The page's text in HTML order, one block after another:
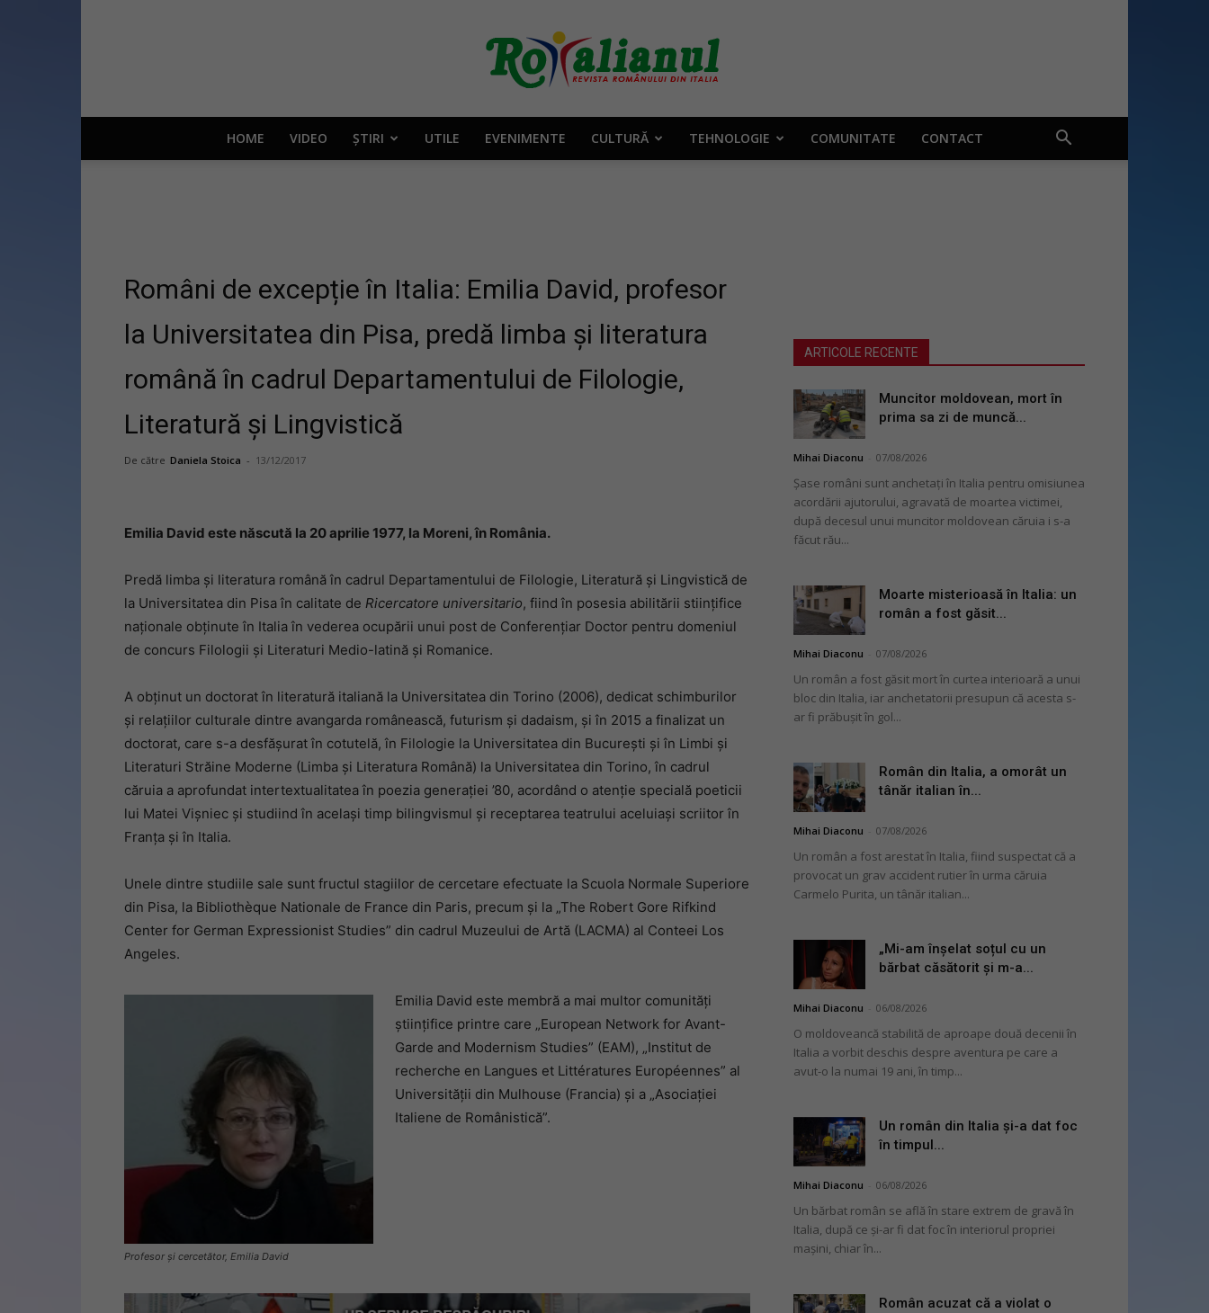
Rotalianul
Revista
din
Italia
HOME VIDEO ȘTIRI UTILE EVENIMENTE CULTURĂ TEHNOLOGIE COMUNITATE CONTACT
Români de excepție în Italia: Emilia David, profesor
la Universitatea din Pisa, predă limba şi literatura
română în cadrul Departamentului de Filologie,
Literatură şi Lingvistică
De către Daniela Stoica - 13/12/2017
Emilia David este născută la 20 aprilie 1977, la Moreni, în România.
Predă limba şi literatura română în cadrul Departamentului de Filologie, Literatură şi Lingvistică de
la Universitatea din Pisa în calitate de Ricercatore universitario, fiind în posesia abilitării stiinţifice
naţionale obţinute în Italia în vederea ocupării unui post de Conferenţiar Doctor pentru domeniul
de concurs Filologii şi Literaturi Medio-latină şi Romanice.
A obţinut un doctorat în literatură italiană la Universitatea din Torino (2006), dedicat schimburilor
şi relaţiilor culturale dintre avangarda românească, futurism şi dadaism, şi în 2015 a finalizat un
doctorat, care s-a desfăşurat în cotutelă, în Filologie la Universitatea din Bucureşti şi în Limbi şi
Literaturi Străine Moderne (Limba şi Literatura Română) la Universitatea din Torino, în cadrul
căruia a aprofundat intertextualitatea în poezia generaţiei ’80, acordând o atenţie specială poeticii
lui Matei Vişniec şi studiind în acelaşi timp bilingvismul şi receptarea teatrului aceluiaşi scriitor în
Franţa şi în Italia.
Unele dintre studiile sale sunt fructul stagiilor de cercetare efectuate la Scuola Normale Superiore
din Pisa, la Bibliothèque Nationale de France din Paris, precum şi la „The Robert Gore Rifkind
Center for German Expressionist Studies” din cadrul Muzeului de Artă (LACMA) al Conteei Los
Angeles.
Profesor și cercetător, Emilia David
Emilia David este membră a mai multor comunităţi
ştiinţifice printre care „European Network for Avant-
Garde and Modernism Studies” (EAM), „Institut de
recherche en Langues et Littératures Européennes” al
Universităţii din Mulhouse (Francia) şi a „Asociaţiei
Italiene de Românistică”.
ARTICOLE RECENTE
Muncitor moldovean, mort în
prima sa zi de muncă...
Mihai Diaconu 07/08/2026
Șase români sunt anchetați în Italia pentru omisiunea
acordării ajutorului, agravată de moartea victimei,
după decesul unui muncitor moldovean căruia i s-a
făcut rău...
Moarte misterioasă în Italia: un
român a fost găsit...
Mihai Diaconu 07/08/2026
Un român a fost găsit mort în curtea interioară a unui
bloc din Italia, iar anchetatorii presupun că acesta s-
ar fi prăbușit în gol...
Român din Italia, a omorât un
tânăr italian în...
Mihai Diaconu 07/08/2026
Un român a fost arestat în Italia, fiind suspectat că a
provocat un grav accident rutier în urma căruia
Carmelo Purita, un tânăr italian...
„Mi-am înșelat soțul cu un
bărbat căsătorit și m-a...
Mihai Diaconu 06/08/2026
O moldoveancă stabilită de aproape două decenii în
Italia a vorbit deschis despre aventura pe care a
avut-o la numai 19 ani, în timp...
Un român din Italia și-a dat foc
în timpul...
Mihai Diaconu 06/08/2026
Un bărbat român se află în stare extrem de gravă în
Italia, după ce și-ar fi dat foc în interiorul propriei
mașini, chiar în...
Român acuzat că a violat o